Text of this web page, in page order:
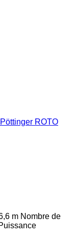
ROTO
m Nombre de